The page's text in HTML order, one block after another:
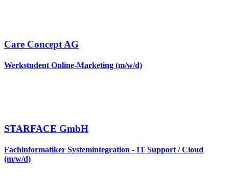
Care Concept AG
Werkstudent Online-Marketing (m/w/d)
STARFACE GmbH
Fachinformatiker Systemintegration - IT Support / Cloud
(m/w/d)